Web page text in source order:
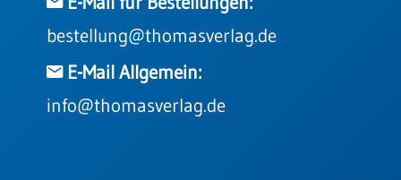
bestellung@thomasverlag.de
E-Mail Allgemein:
info@thomasverlag.de